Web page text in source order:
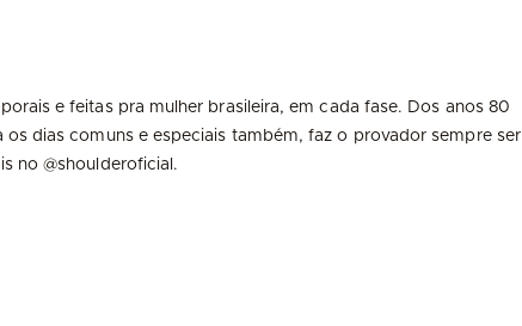
e feitas pra mulher brasileira, em cada fase. Dos anos 80
dias comuns e especiais também, faz o provador sempre ser
no @shoulderoficial.